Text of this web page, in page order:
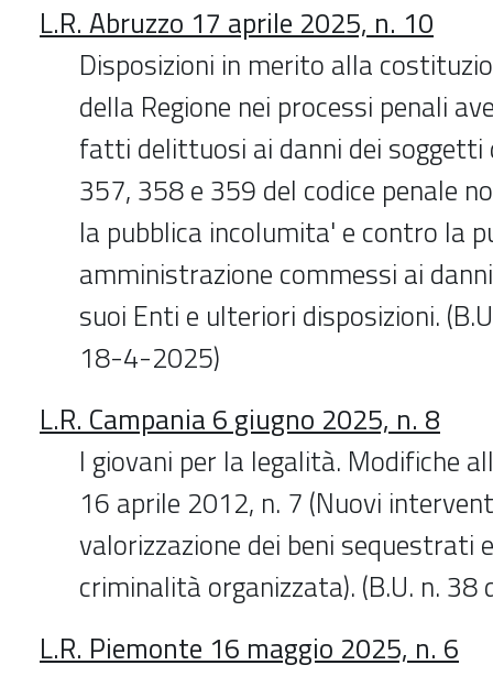
L.R. Abruzzo 17 aprile 2025, n. 10
Disposizioni in merito alla
della Regione nei processi penali
fatti delittuosi ai danni dei soggetti
357, 358 e 359 del codice penale
la pubblica incolumita' e contro la
amministrazione commessi ai
suoi Enti e ulteriori disposizioni.
18-4-2025)
L.R. Campania 6 giugno 2025, n. 8
I giovani per la legalità. Modifiche
16 aprile 2012, n. 7 (Nuovi
valorizzazione dei beni sequestrati
criminalità organizzata). (B.U. n.
L.R. Piemonte 16 maggio 2025, n. 6